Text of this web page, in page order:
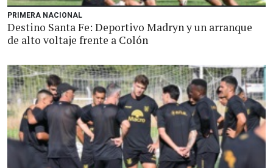
PRIMERA NACIONAL
Destino Santa Fe: Deportivo Madryn y un arranque
de alto voltaje frente a Colón